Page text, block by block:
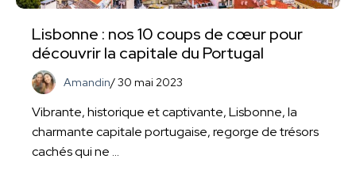
Lisbonne : nos 10 coups de cœur pour
découvrir la capitale du Portugal
Amandin/30 mai 2023
Vibrante, historique et captivante, Lisbonne, la
charmante capitale portugaise, regorge de trésors
cachés qui ne ...